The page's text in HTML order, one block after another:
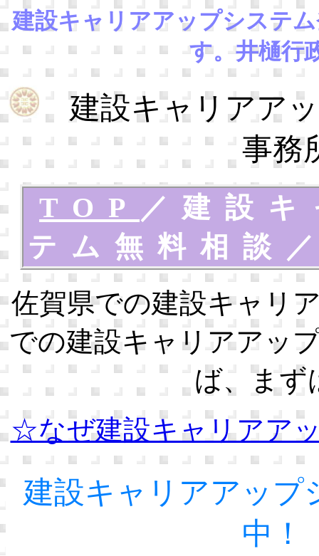
建設キャリアアップシステ
す。井樋行
建設キャリアアッ
事務
TOP ／ 建設
テム無料相談
佐賀県での建設キャリ
での建設キャリアアッ
ば、まず
☆なぜ建設キャリアア
建設キャリアアップ
中！